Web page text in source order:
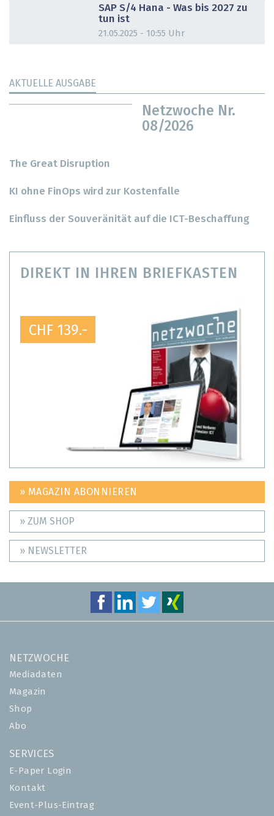
SAP S/4 Hana - Was bis 2027 zu
tun ist
21.05.2025 - 10:55 Uhr
AKTUELLE AUSGABE
Netzwoche Nr.
08/2026
The Great Disruption
KI ohne FinOps wird zur Kostenfalle
Einfluss der Souveränität auf die ICT-Beschaffung
DIREKT IN IHREN BRIEFKASTEN
CHF 139.-
» MAGAZIN ABONNIEREN
» ZUM SHOP
» NEWSLETTER
NETZWOCHE
Mediadaten
Magazin
Shop
Abo
SERVICES
E-Paper Login
Kontakt
Event-Plus-Eintrag